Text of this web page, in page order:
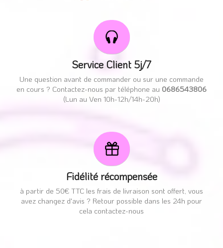
Service Client 5j/7
Une question avant de commander ou sur une commande
en cours ? Contactez-nous par téléphone au 0686543806
(Lun au Ven 10h-12h/14h-20h)
Fidélité récompensée
à partir de 50€ TTC les frais de livraison sont offert, vous
avez changez d'avis ? Retour possible dans les 24h pour
cela contactez-nous